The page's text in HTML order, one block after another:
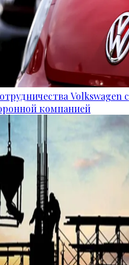
Volkswagen с
компанией